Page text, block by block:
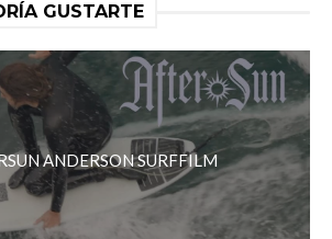
GUSTARTE
ANDERSON SURFFILM